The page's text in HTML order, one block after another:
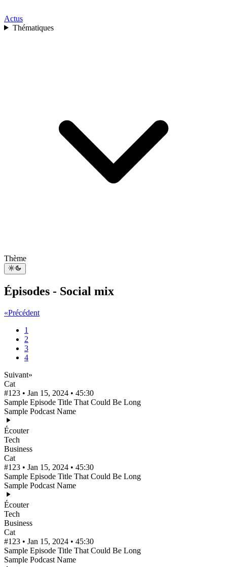
Actus
Thématiques
Thème
Épisodes - Social mix
«Précédent
1
2
3
4
Suivant»
Cat
#123 • Jan 15, 2024 • 45:30
Sample Episode Title That Could Be Long
Sample Podcast Name
Écouter
Tech
Business
Cat
#123 • Jan 15, 2024 • 45:30
Sample Episode Title That Could Be Long
Sample Podcast Name
Écouter
Tech
Business
Cat
#123 • Jan 15, 2024 • 45:30
Sample Episode Title That Could Be Long
Sample Podcast Name